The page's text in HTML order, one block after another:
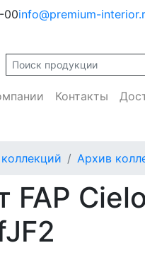
00info@premium-
Контакты
Архив
FAP